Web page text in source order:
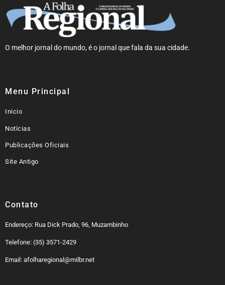
O melhor jornal do mundo, é o jornal que fala da sua cidade.
Menu Principal
Inicio
Notícias
Publicações Oficiais
Site Antigo
Contato
Endereço: Rua Dick Prado, 96, Muzambinho
Telefone: (35) 3571-2429
Email: afolharegional@milbr.net